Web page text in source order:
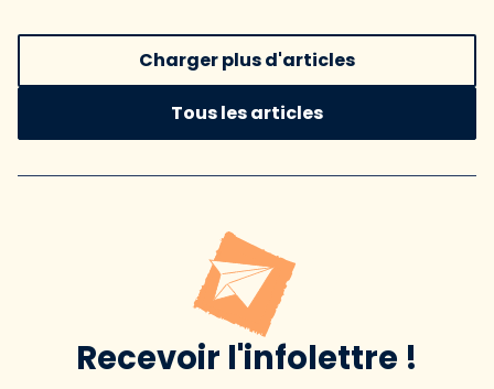
Charger plus d'articles
Tous les articles
Recevoir l'infolettre !